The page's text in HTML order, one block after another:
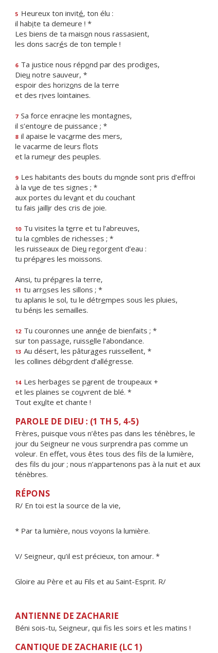
5 Heureux ton invité, ton élu :
il habite ta demeure ! *
Les biens de ta maison nous rassasient,
les dons sacrés de ton temple !
6 Ta justice nous répond par des prodiges,
Dieu notre sauveur, *
espoir des horizons de la terre
et des rives lointaines.
7 Sa force enracine les montagnes,
il s’entoure de puissance ; *
8 il apaise le vacarme des mers,
le vacarme de leurs flots
et la rumeur des peuples.
9 Les habitants des bouts du monde sont pris d’effroi
à la vue de tes signes ; *
aux portes du levant et du couchant
tu fais jaillir des cris de joie.
10 Tu visites la terre et tu l’abreuves,
tu la combles de richesses ; *
les ruisseaux de Dieu regorgent d’eau :
tu prépares les moissons.
Ainsi, tu prépares la terre,
11 tu arroses les sillons ; *
tu aplanis le sol, tu le détrempes sous les pluies,
tu bénis les semailles.
12 Tu couronnes une année de bienfaits ; *
sur ton passage, ruisselle l’abondance.
13 Au désert, les pâturages ruissellent, *
les collines débordent d’allégresse.
14 Les herbages se parent de troupeaux +
et les plaines se couvrent de blé. *
Tout exulte et chante !
PAROLE DE DIEU : (1 TH 5, 4-5)
Frères, puisque vous n’êtes pas dans les ténèbres, le
jour du Seigneur ne vous surprendra pas comme un
voleur. En effet, vous êtes tous des fils de la lumière,
des fils du jour ; nous n’appartenons pas à la nuit et aux
ténèbres.
RÉPONS
R/ En toi est la source de la vie,
* Par ta lumière, nous voyons la lumière.
V/ Seigneur, qu’il est précieux, ton amour. *
Gloire au Père et au Fils et au Saint-Esprit. R/
ANTIENNE DE ZACHARIE
Béni sois-tu, Seigneur, qui fis les soirs et les matins !
CANTIQUE DE ZACHARIE (LC 1)